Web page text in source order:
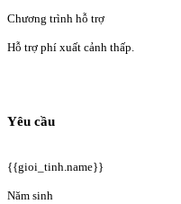
Chương trình hỗ trợ
Hỗ trợ phí xuất cảnh thấp.
Yêu cầu
{{gioi_tinh.name}}
Năm sinh